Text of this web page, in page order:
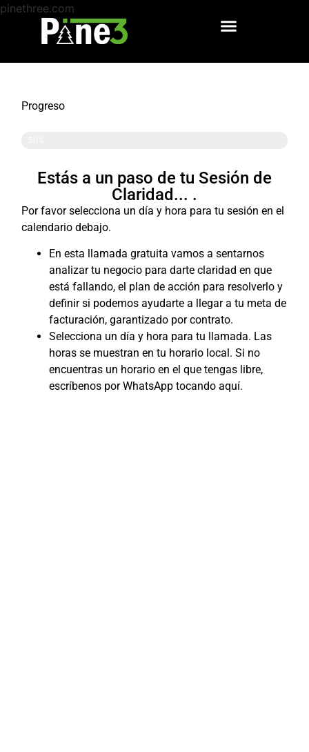
pinethree.com
Progreso
Estás a un paso de tu Sesión de
Claridad... .
Por favor selecciona un día y hora para tu sesión en el
calendario debajo.
En esta llamada gratuita vamos a sentarnos
analizar tu negocio para darte claridad en que
está fallando, el plan de acción para resolverlo y
definir si podemos ayudarte a llegar a tu meta de
facturación, garantizado por contrato.
Selecciona un día y hora para tu llamada. Las
horas se muestran en tu horario local. Si no
encuentras un horario en el que tengas libre,
escríbenos por WhatsApp tocando aquí.